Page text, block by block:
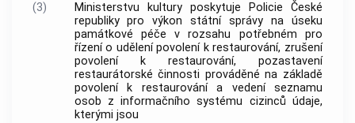
(3)
Ministerstvu kultury poskytuje Policie České
republiky pro výkon státní správy na úseku
památkové péče v rozsahu potřebném pro
řízení o udělení povolení k restaurování, zrušení
povolení k restaurování, pozastavení
restaurátorské činnosti prováděné na základě
povolení k restaurování a vedení seznamu
osob z informačního systému cizinců údaje,
kterými jsou